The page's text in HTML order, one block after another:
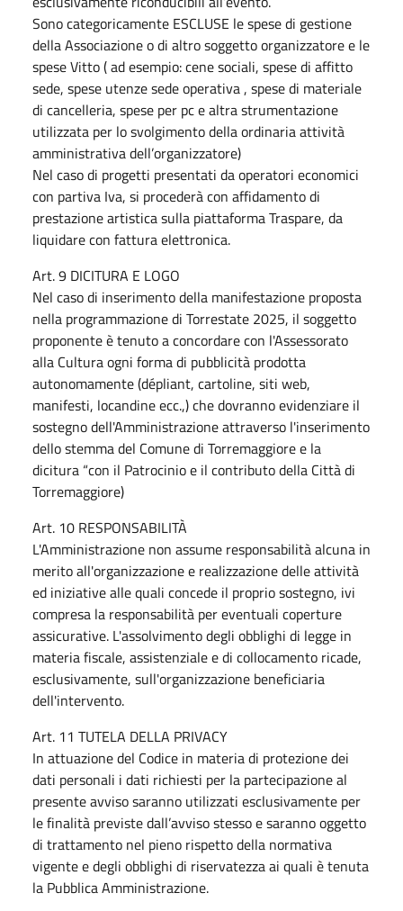
Sono categoricamente ESCLUSE le spese di gestione
della Associazione o di altro soggetto organizzatore e le
spese Vitto ( ad esempio: cene sociali, spese di affitto
sede, spese utenze sede operativa , spese di materiale
di cancelleria, spese per pc e altra strumentazione
utilizzata per lo svolgimento della ordinaria attività
amministrativa dell’organizzatore)
Nel caso di progetti presentati da operatori economici
con partiva Iva, si procederà con affidamento di
prestazione artistica sulla piattaforma Traspare, da
liquidare con fattura elettronica.
Art. 9 DICITURA E LOGO
Nel caso di inserimento della manifestazione proposta
nella programmazione di Torrestate 2025, il soggetto
proponente è tenuto a concordare con l'Assessorato
alla Cultura ogni forma di pubblicità prodotta
autonomamente (dépliant, cartoline, siti web,
manifesti, locandine ecc.,) che dovranno evidenziare il
sostegno dell'Amministrazione attraverso l'inserimento
dello stemma del Comune di Torremaggiore e la
dicitura “con il Patrocinio e il contributo della Città di
Torremaggiore)
Art. 10 RESPONSABILITÀ
L'Amministrazione non assume responsabilità alcuna in
merito all'organizzazione e realizzazione delle attività
ed iniziative alle quali concede il proprio sostegno, ivi
compresa la responsabilità per eventuali coperture
assicurative. L'assolvimento degli obblighi di legge in
materia fiscale, assistenziale e di collocamento ricade,
esclusivamente, sull'organizzazione beneficiaria
dell'intervento.
Art. 11 TUTELA DELLA PRIVACY
In attuazione del Codice in materia di protezione dei
dati personali i dati richiesti per la partecipazione al
presente avviso saranno utilizzati esclusivamente per
le finalità previste dall’avviso stesso e saranno oggetto
di trattamento nel pieno rispetto della normativa
vigente e degli obblighi di riservatezza ai quali è tenuta
la Pubblica Amministrazione.